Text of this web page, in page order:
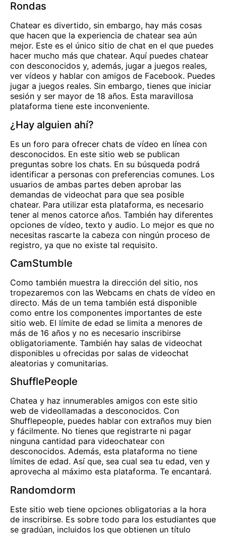
Rondas
Chatear es divertido, sin embargo, hay más cosas
que hacen que la experiencia de chatear sea aún
mejor. Este es el único sitio de chat en el que puedes
hacer mucho más que chatear. Aquí puedes chatear
con desconocidos y, además, jugar a juegos reales,
ver vídeos y hablar con amigos de Facebook. Puedes
jugar a juegos reales. Sin embargo, tienes que iniciar
sesión y ser mayor de 18 años. Esta maravillosa
plataforma tiene este inconveniente.
¿Hay alguien ahí?
Es un foro para ofrecer chats de vídeo en línea con
desconocidos. En este sitio web se publican
preguntas sobre los chats. En su búsqueda podrá
identificar a personas con preferencias comunes. Los
usuarios de ambas partes deben aprobar las
demandas de videochat para que sea posible
chatear. Para utilizar esta plataforma, es necesario
tener al menos catorce años. También hay diferentes
opciones de vídeo, texto y audio. Lo mejor es que no
necesitas rascarte la cabeza con ningún proceso de
registro, ya que no existe tal requisito.
CamStumble
Como también muestra la dirección del sitio, nos
tropezaremos con las Webcams en chats de vídeo en
directo. Más de un tema también está disponible
como entre los componentes importantes de este
sitio web. El límite de edad se limita a menores de
más de 16 años y no es necesario inscribirse
obligatoriamente. También hay salas de videochat
disponibles u ofrecidas por salas de videochat
aleatorias y comunitarias.
ShufflePeople
Chatea y haz innumerables amigos con este sitio
web de videollamadas a desconocidos. Con
Shufflepeople, puedes hablar con extraños muy bien
y fácilmente. No tienes que registrarte ni pagar
ninguna cantidad para videochatear con
desconocidos. Además, esta plataforma no tiene
límites de edad. Así que, sea cual sea tu edad, ven y
aprovecha al máximo esta plataforma. Te encantará.
Randomdorm
Este sitio web tiene opciones obligatorias a la hora
de inscribirse. Es sobre todo para los estudiantes que
se gradúan, incluidos los que obtienen un título